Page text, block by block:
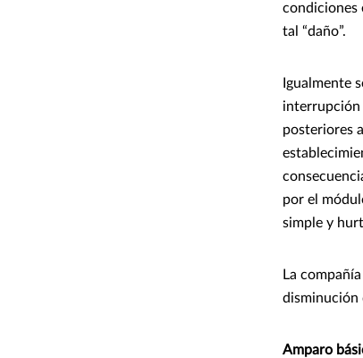
condiciones
tal “daño”.
Igualmente
interrupción
posteriores
por el
simple y
La
disminución
Amparo